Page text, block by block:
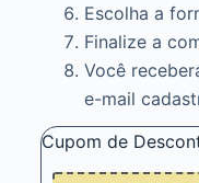
Escolha a
Finalize a
Você
e-mail
Cupom de